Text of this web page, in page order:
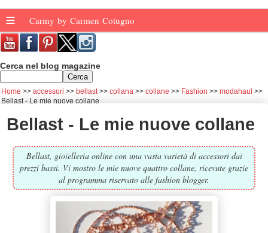
≡ Carmy by Carmen Cotugno
Cerca nel blog magazine
Home accessori bellast collana collane Fashion
modahaul
Bellast - Le mie nuove collane
Bellast - Le mie nuove collane
Bellast, gioielleria online con una vasta varietà di accessori dai
prezzi bassi. Vi mostro le mie nuove quattro collane, ricevute grazie
al programma riservato alle fashion blogger.